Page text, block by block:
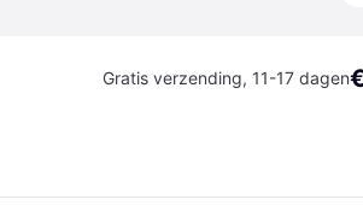
Gratis verzending, 11-17 dagen